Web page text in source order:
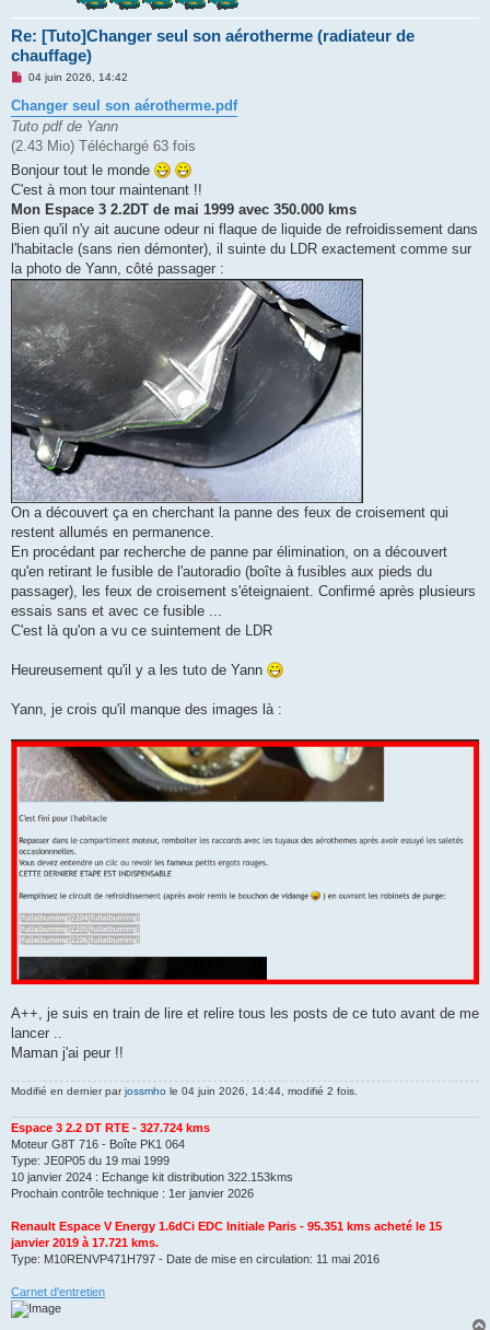
Re: [Tuto]Changer seul son aérotherme (radiateur de
chauffage)
M
s
s
a
g
e
n
n
l
04 juin 2026, 14:42
Changer seul son aérotherme.pdf
Tuto pdf de Yann
(2.43 Mio) Téléchargé 63 fois
Bonjour tout le monde
C'est à mon tour maintenant !!
Mon Espace 3 2.2DT de mai 1999 avec 350.000 kms
Bien qu'il n'y ait aucune odeur ni flaque de liquide de refroidissement dans
l'habitacle (sans rien démonter), il suinte du LDR exactement comme sur
la photo de Yann, côté passager :
On a découvert ça en cherchant la panne des feux de croisement qui
restent allumés en permanence.
En procédant par recherche de panne par élimination, on a découvert
qu'en retirant le fusible de l'autoradio (boîte à fusibles aux pieds du
passager), les feux de croisement s'éteignaient. Confirmé après plusieurs
essais sans et avec ce fusible ...
C'est là qu'on a vu ce suintement de LDR
Heureusement qu'il y a les tuto de Yann
Yann, je crois qu'il manque des images là :
A++, je suis en train de lire et relire tous les posts de ce tuto avant de me
lancer ..
Maman j'ai peur !!
Modifié en dernier parjossmho le 04 juin 2026, 14:44, modifié 2 fois.
Espace 3 2.2 DT RTE - 327.724 kms
Moteur G8T 716 - Boîte PK1 064
Type: JE0P05 du 19 mai 1999
10 janvier 2024 : Echange kit distribution 322.153kms
Prochain contrôle technique : 1er janvier 2026
Renault Espace V Energy 1.6dCi EDC Initiale Paris - 95.351 kms acheté le 15
janvier 2019 à 17.721 kms.
Type: M10RENVP471H797 - Date de mise en circulation: 11 mai 2016
Carnet d'entretien